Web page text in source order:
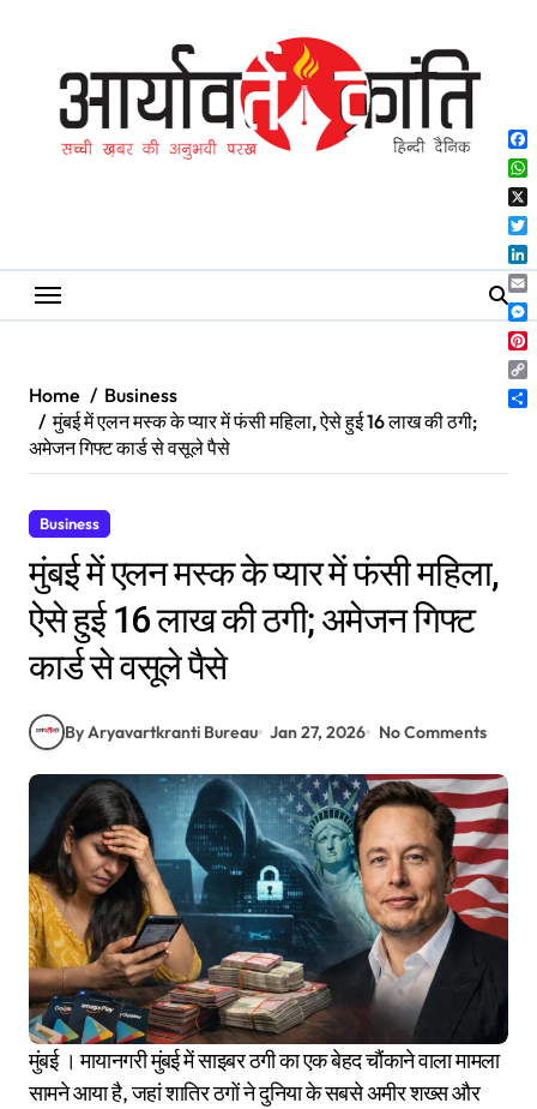
Home
Business
मुंबई में एलन मस्क के प्यार में फंसी महिला, ऐसे हुई 16 लाख की ठगी;
अमेजन गिफ्ट कार्ड से वसूले पैसे
Business
मुंबई में एलन मस्क के प्यार में फंसी महिला,
ऐसे हुई 16 लाख की ठगी; अमेजन गिफ्ट
कार्ड से वसूले पैसे
By Aryavartkranti Bureau Jan 27, 2026 No Comments
मुंबई । मायानगरी मुंबई में साइबर ठगी का एक बेहद चौंकाने वाला मामला
सामने आया है, जहां शातिर ठगों ने दुनिया के सबसे अमीर शख्स और
X